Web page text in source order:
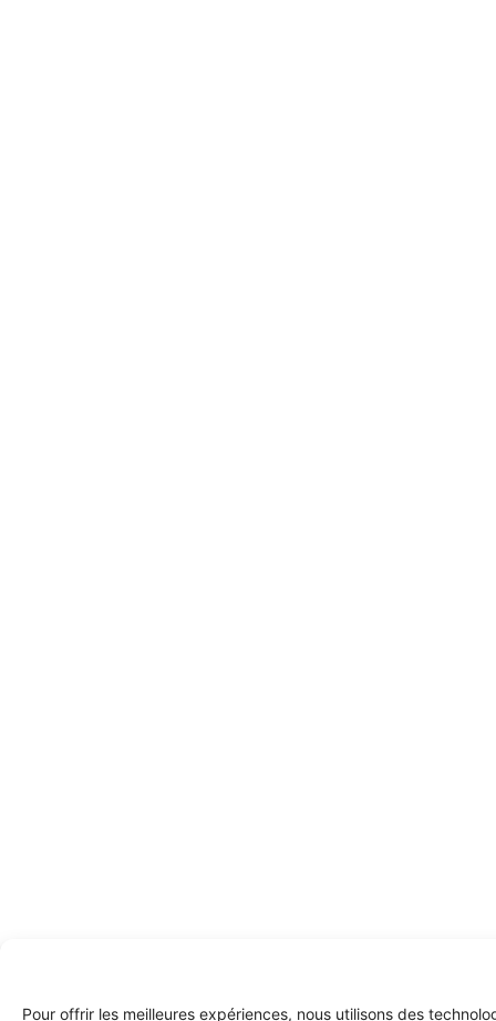
Pour offrir les meilleures expériences, nous utilisons des